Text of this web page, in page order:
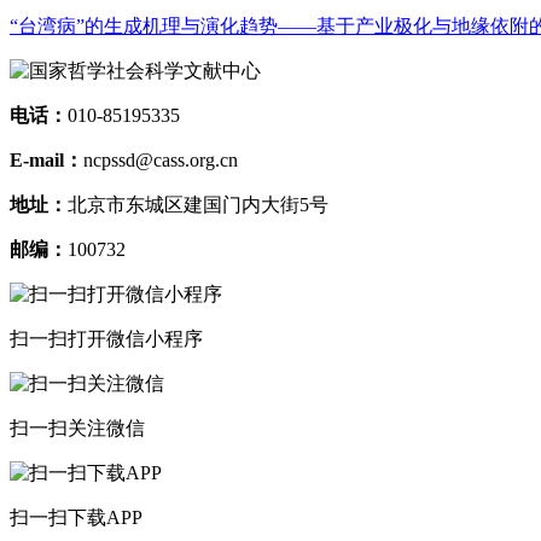
“台湾病”的生成机理与演化趋势——基于产业极化与地缘依附
电话： 010-85195335
E-mail： ncpssd@cass.org.cn
地址： 北京市东城区建国门内大街5号
邮编： 100732
扫一扫打开微信小程序
扫一扫关注微信
扫一扫下载APP